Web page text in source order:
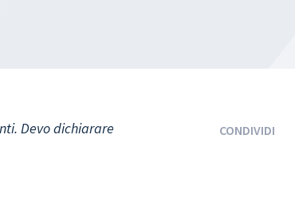
Devo dichiarare
CONDIVIDI